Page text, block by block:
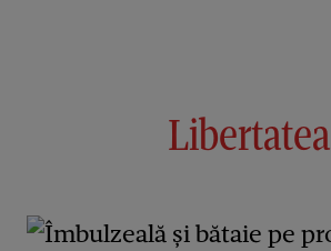
Libertatea